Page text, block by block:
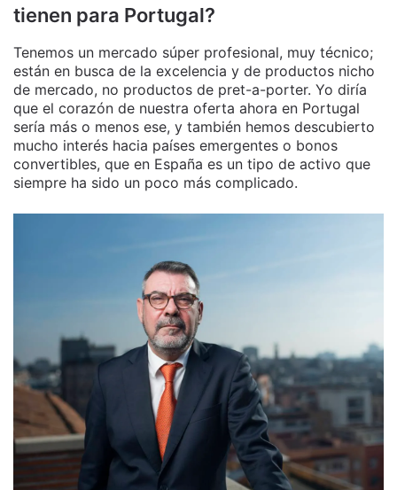
tienen para Portugal?
Tenemos un mercado súper profesional, muy técnico;
están en busca de la excelencia y de productos nicho
de mercado, no productos de pret-a-porter. Yo diría
que el corazón de nuestra oferta ahora en Portugal
sería más o menos ese, y también hemos descubierto
mucho interés hacia países emergentes o bonos
convertibles, que en España es un tipo de activo que
siempre ha sido un poco más complicado.